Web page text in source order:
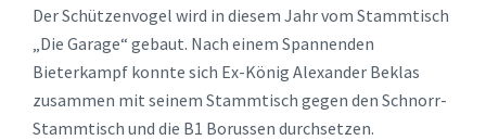
Der Schützenvogel wird in diesem Jahr vom Stammtisch
„Die Garage“ gebaut. Nach einem Spannenden
Bieterkampf konnte sich Ex-König Alexander Beklas
zusammen mit seinem Stammtisch gegen den Schnorr-
Stammtisch und die B1 Borussen durchsetzen.